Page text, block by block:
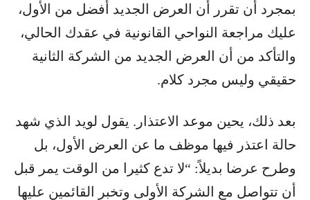
بمجرد أن تقرر أن العرض الجديد أفضل من الأول،
عليك مراجعة النواحي القانونية في عقدك الحالي،
والتأكد من أن العرض الجديد من الشركة الثانية
حقيقي وليس مجرد كلام.
بعد ذلك، يحين موعد الاعتذار. يقول لويد الذي شهد
حالة اعتذر فيها موظف ما عن العرض الأول، بل
وطرح عرضا بديلاً: “لا تدع كثيرا من الوقت يمر قبل
أن تتواصل مع الشركة الأولى وتخبر القائمين عليها